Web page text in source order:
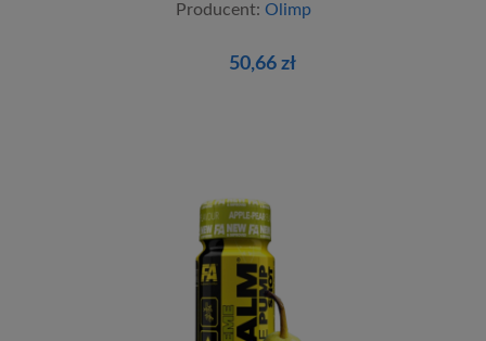
Producent: Olimp
50,66 zł